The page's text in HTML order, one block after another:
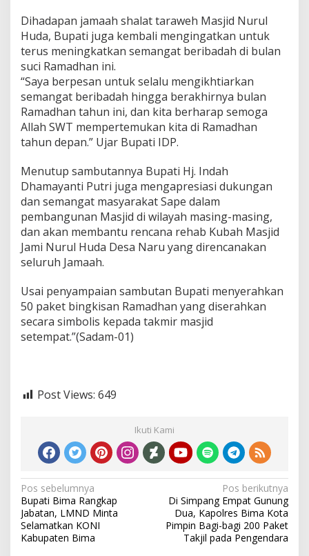
Dihadapan jamaah shalat taraweh Masjid Nurul
Huda, Bupati juga kembali mengingatkan untuk
terus meningkatkan semangat beribadah di bulan
suci Ramadhan ini.
“Saya berpesan untuk selalu mengikhtiarkan
semangat beribadah hingga berakhirnya bulan
Ramadhan tahun ini, dan kita berharap semoga
Allah SWT mempertemukan kita di Ramadhan
tahun depan.” Ujar Bupati IDP.
Menutup sambutannya Bupati Hj. Indah
Dhamayanti Putri juga mengapresiasi dukungan
dan semangat masyarakat Sape dalam
pembangunan Masjid di wilayah masing-masing,
dan akan membantu rencana rehab Kubah Masjid
Jami Nurul Huda Desa Naru yang direncanakan
seluruh Jamaah.
Usai penyampaian sambutan Bupati menyerahkan
50 paket bingkisan Ramadhan yang diserahkan
secara simbolis kepada takmir masjid
setempat.”(Sadam-01)
Post Views: 649
Ikuti Kami
Navigasi
pos
Pos sebelumnya
Bupati Bima Rangkap
Jabatan, LMND Minta
Selamatkan KONI
Kabupaten Bima
Pos berikutnya
Di Simpang Empat Gunung
Dua, Kapolres Bima Kota
Pimpin Bagi-bagi 200 Paket
Takjil pada Pengendara